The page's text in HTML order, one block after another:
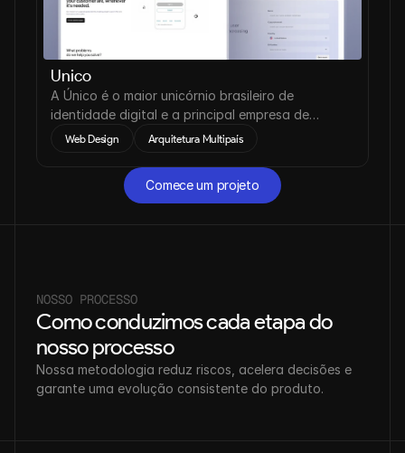
Unico
A Único é o maior unicórnio brasileiro de
identidade digital e a principal empresa de
verificação de identidade da América Latina.
Web Design Arquitetura Multipaís
Comece um projeto
NOSSO PROCESSO
Como conduzimos cada etapa do
nosso processo
Nossa metodologia reduz riscos, acelera decisões e
garante uma evolução consistente do produto.